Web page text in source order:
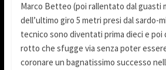
Marco Betteo (poi rallentato dal guasti
dell’ultimo giro 5 metri presi dal sardo-
tecnico sono diventati prima dieci e poi
rotto che sfugge via senza poter
coronare un bagnatissimo successo